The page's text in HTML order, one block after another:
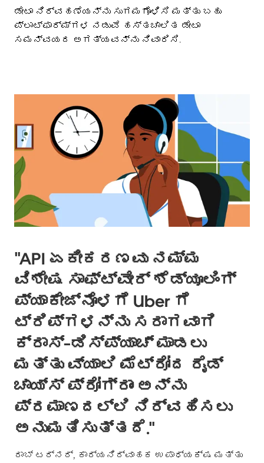
ಡೇಟಾ ನಿರ್ವಹಣೆಯನ್ನು ಸುಗಮಗೊಳಿಸಿ ಮತ್ತು ಬಹು
ಪ್ಲಾಟ್ಫಾರ್ಮ್ಗಳ ನಡುವೆ ಹಸ್ತಚಾಲಿತ ಡೇಟಾ
ಸಮನ್ವಯದ ಅಗತ್ಯವನ್ನು ನಿವಾರಿಸಿ.
"API ಏಕೀಕರಣವು ನಮ್ಮ
ವಿಶೇಷ ಸಾಫ್ಟ್‌ವೇರ್ ಶೆಡ್ಯೂಲಿಂಗ್
ಪ್ಯಾಕೇಜ್‌ನೊಳಗೆ Uber ಗೆ
ಟ್ರಿಪ್‌ಗಳನ್ನು ಸರಾಗವಾಗಿ
ಕ್ರಾಸ್-ಡಿಸ್‌ಪ್ಯಾಚ್ ಮಾಡಲು
ಮತ್ತು ವ್ಯಾಲಿ ಮೆಟ್ರೋದ ರೈಡ್
ಚಾಯ್ಸ್ ಪ್ರೋಗ್ರಾಂ ಅನ್ನು
ಪ್ರಮಾಣದಲ್ಲಿ ನಿರ್ವಹಿಸಲು
ಅನುಮತಿಸುತ್ತದೆ."
ರಾಬ್ ಟರ್ನರ್, ಕಾರ್ಯನಿರ್ವಾಹಕ ಉಪಾಧ್ಯಕ್ಷ ಮತ್ತು